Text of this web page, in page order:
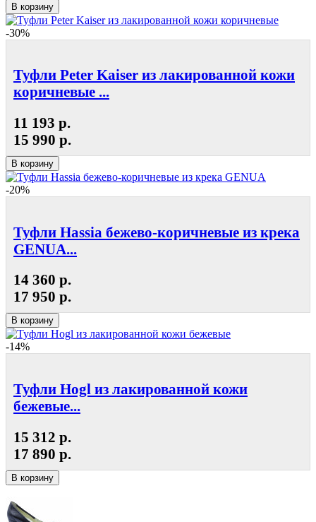
В корзину
-30%
Туфли Peter Kaiser из лакированной кожи
коричневые ...
11 193 р.
15 990 р.
В корзину
-20%
Туфли Hassia бежево-коричневые из крека
GENUA...
14 360 р.
17 950 р.
В корзину
-14%
Туфли Hogl из лакированной кожи
бежевые...
15 312 р.
17 890 р.
В корзину